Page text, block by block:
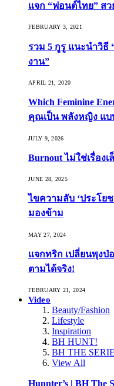
แจก “ฟอนต์ไทย” สว
FEBRUARY 3, 2021
รวม 5 กูรู แนะนำวิธี
งาน”
APRIL 21, 2020
Which Feminine
คุณเป็น พลังหญิง แบ
JULY 9, 2026
Burnout ไม่ใช่เรื่อง
JUNE 28, 2025
ไขความลับ ‘ประโย
มองข้าม
MAY 27, 2024
แจกทริก เปลี่ยนพุงป่
ตามได้จริง!
FEBRUARY 21, 2024
Video
Beauty/Fashion
Lifestyle
Inspiration
BH HUNT!
BH THE
View All
Hunnter’s | BH